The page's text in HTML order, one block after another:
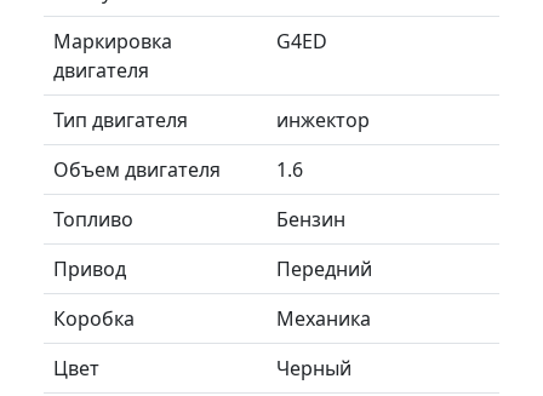
Маркировка
двигателя
G4ED
Тип двигателя
инжектор
Объем двигателя
1.6
Топливо
Бензин
Привод
Передний
Коробка
Механика
Цвет
Черный